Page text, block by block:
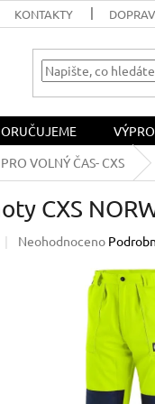
KONTAKTY
VOLNÝ ČAS- CXS
CXS
Průměrné
Neohodnoceno